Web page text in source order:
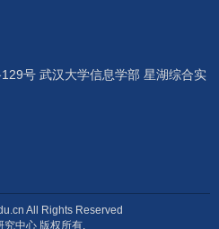
号 武汉大学信息学部 星湖综合实
All Rights Reserved
中心 版权所有.